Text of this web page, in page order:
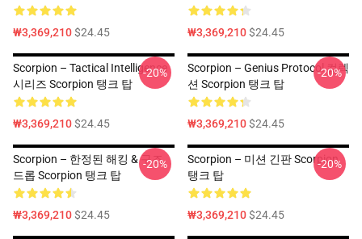
₩3,369,210$24.45 ₩3,369,210$24.45
Scorpion – Tactical Intelligence
시리즈 Scorpion 탱크 탑
₩3,369,210$24.45
-20%
Scorpion – Genius Protocol 컬렉
션 Scorpion 탱크 탑
₩3,369,210$24.45
-20%
Scorpion – 한정된 해킹 & 구조
드롭 Scorpion 탱크 탑
₩3,369,210$24.45
-20%
Scorpion – 미션 긴판 Scorpion
탱크 탑
₩3,369,210$24.45
-20%